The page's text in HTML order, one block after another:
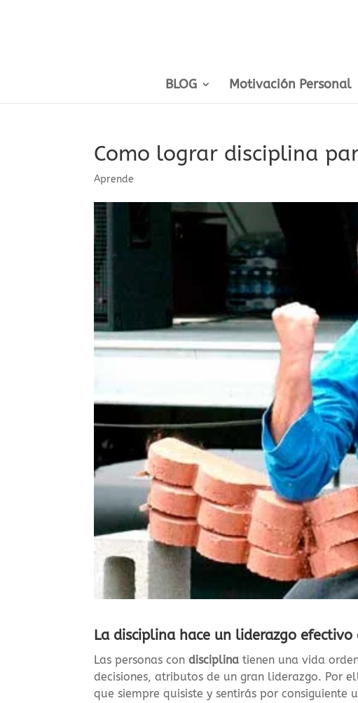
BLOG Motivación Personal
Como lograr disciplina
Aprende
La disciplina hace un liderazgo
Las personas condisciplina tienen una vida
decisiones, atributos de un gran liderazgo.
que siempre quisiste y sentirás por consiguiente